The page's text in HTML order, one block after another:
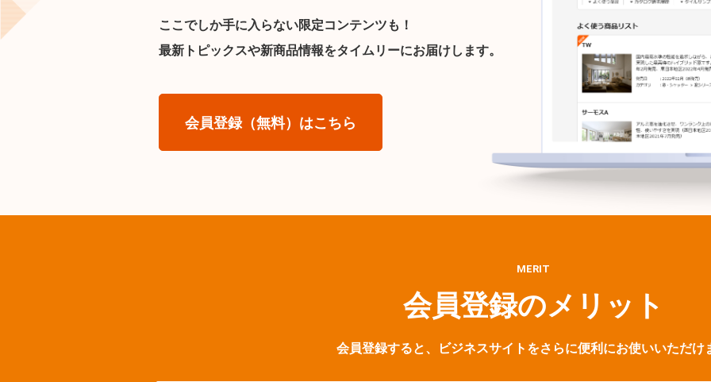
ここでしか手に入らない限定コンテンツも！
最新トピックスや新商品情報をタイムリーにお届けします。
会員登録（無料）はこちら
MERIT
会員登録のメリット
会員登録すると、ビジネスサイトをさらに便利にお使いいただけ